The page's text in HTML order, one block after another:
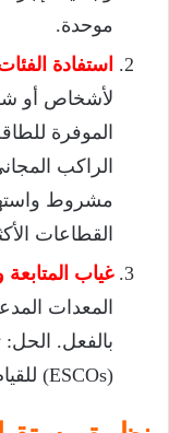
موحدة.
استفادة
لأشخاص أو
الموفرة
الراكب
مشروط
القطاعات
غياب المتابعة
المعدات
بالفعل.
(ESCOs) للقيام بعمليات التدقيق والمتابعة المستمرة.